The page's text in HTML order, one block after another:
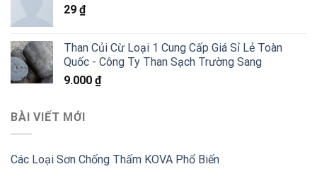
29 ₫
Than Củi Cừ Loại 1 Cung Cấp Giá Sỉ Lẻ Toàn
Quốc - Công Ty Than Sạch Trường Sang
9.000 ₫
BÀI VIẾT MỚI
Các Loại Sơn Chống Thấm KOVA Phổ Biến